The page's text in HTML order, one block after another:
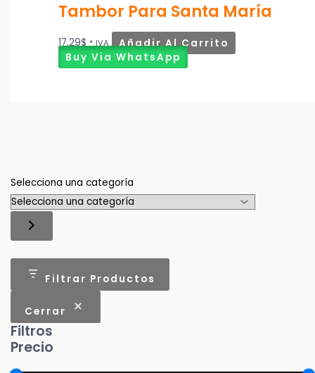
Selecciona una categoría
Filtrar Productos
Cerrar
Filtros
Precio
Tambor Para Santa María
17,29$ * IVA
Añadir Al Carrito
Buy Via WhatsApp